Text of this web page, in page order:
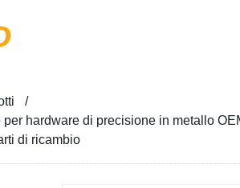
per hardware di precisione in metallo
di ricambio